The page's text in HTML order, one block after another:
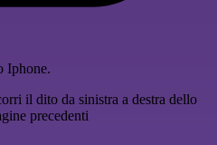
Iphone.
il dito da sinistra a destra dello
precedenti